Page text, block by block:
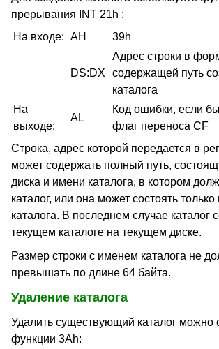
прерывания INT 21h :
На входе: AH 39h
DS:DX
Адрес строки в
содержащей путь
каталога
На
выходе:
AL
Код ошибки, если
флаг переноса CF
Строка, адрес которой передается в
может содержать полный путь,
диска и имени каталога, в котором
каталог, или она может состоять
каталога. В последнем случае каталог
текущем каталоге на текущем диске.
Размер строки с именем каталога не
превышать по длине 64 байта.
Удаление каталога
Удалить существующий каталог
функции 3Ah: